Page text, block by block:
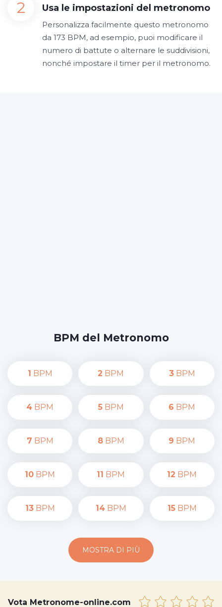
Usa le impostazioni del metronomo
Personalizza facilmente questo metronomo
da 173 BPM, ad esempio, puoi modificare il
numero di battute o alternare le suddivisioni,
nonché impostare il timer per il metronomo.
BPM del Metronomo
1 BPM 2 BPM 3BPM
4 BPM 5BPM 6 BPM
7 BPM 8BPM 9 BPM
10 BPM 11 BPM 12 BPM
13BPM 14BPM 15BPM
MOSTRA DI PIÙ
Vota Metronome-online.com